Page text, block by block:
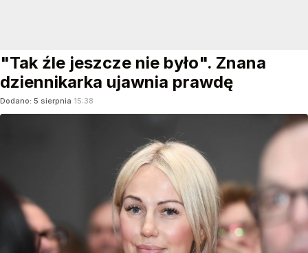
"Tak źle jeszcze nie było". Znana
dziennikarka ujawnia prawdę
Dodano: 5 sierpnia 15:38